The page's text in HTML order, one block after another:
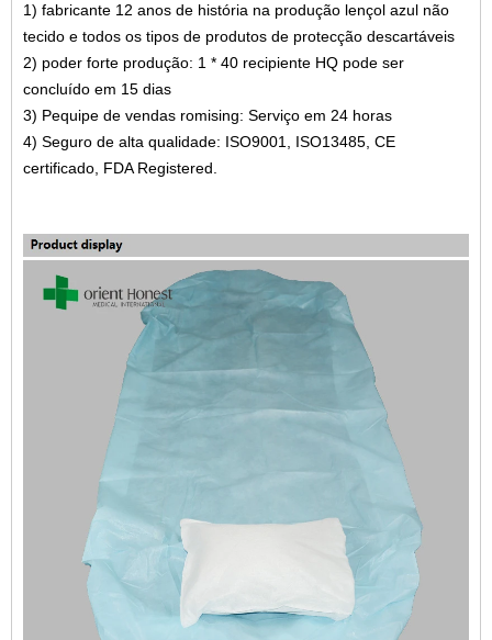
1) fabricante 12 anos de história na produção lençol azul não
tecido e todos os tipos de produtos de protecção descartáveis
2) poder forte produção: 1 * 40 recipiente HQ pode ser
concluído em 15 dias
3) Pequipe de vendas romising: Serviço em 24 horas
4) Seguro de alta qualidade: ISO9001, ISO13485, CE
certificado, FDA Registered.